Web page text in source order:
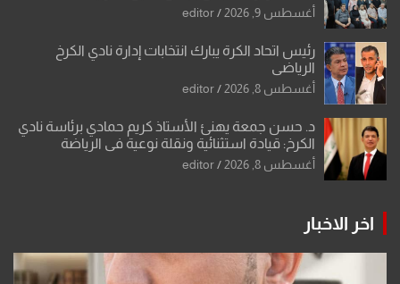
أغسطس 9, 2026 editor
رئيس اتحاد الكرة يبارك انتخابات إدارة نادي الكرخ
الرياضي
أغسطس 8, 2026 editor
د. حسن جمعة يهنئ الأستاذ كريم حمادي برئاسة نادي
الكرخ: قيادة استثنائية ونقلة نوعية في الرياضة
العراقية
أغسطس 8, 2026 editor
اخر الاخبار